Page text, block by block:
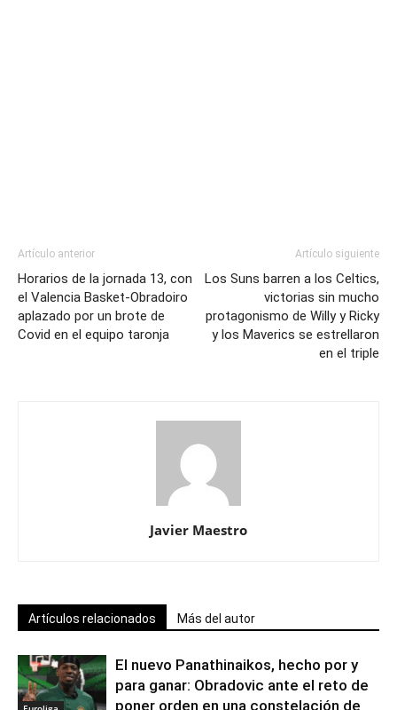
Artículo anterior
Horarios de la jornada 13, con
el Valencia Basket-Obradoiro
aplazado por un brote de
Covid en el equipo taronja
Artículo siguiente
Los Suns barren a los Celtics,
victorias sin mucho
protagonismo de Willy y Ricky
y los Maverics se estrellaron
en el triple
Javier Maestro
Artículos relacionados Más del autor
El nuevo Panathinaikos, hecho por y
para ganar: Obradovic ante el reto de
poner orden en una constelación de